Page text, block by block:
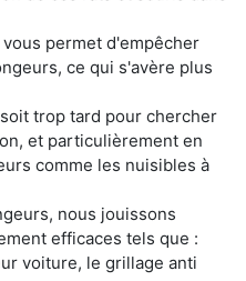
permet d'empêcher
ce qui s'avère plus
trop tard pour chercher
et particulièrement en
comme les nuisibles à
nous jouissons
efficaces tels que :
voiture, le grillage anti